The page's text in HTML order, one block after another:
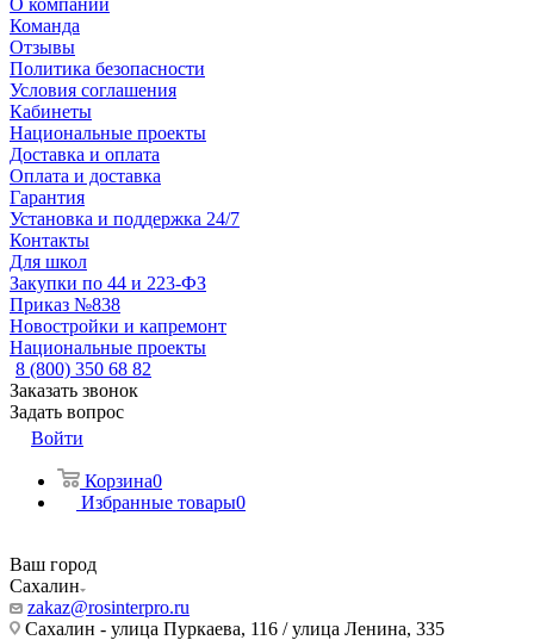
О компании
Команда
Отзывы
Политика безопасности
Условия соглашения
Кабинеты
Национальные проекты
Доставка и оплата
Оплата и доставка
Гарантия
Установка и поддержка 24/7
Контакты
Для школ
Закупки по 44 и 223-ФЗ
Приказ №838
Новостройки и капремонт
Национальные проекты
8 (800) 350 68 82
Заказать звонок
Задать вопрос
Войти
Корзина0
Избранные товары0
Ваш город
Сахалин
zakaz@rosinterpro.ru
Сахалин - улица Пуркаева, 116 / улица Ленина, 335